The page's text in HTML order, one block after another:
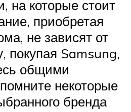
на которые стоит
приобретая
не зависят от
покупая Samsung,
общими
некоторые
бренда